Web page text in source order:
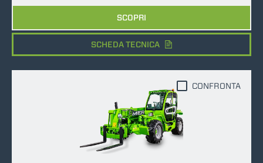
SCOPRI
SCHEDA TECNICA
CONFRONTA